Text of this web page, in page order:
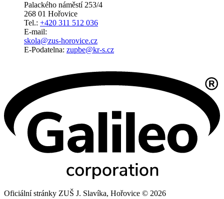
Palackého náměstí 253/4
268 01 Hořovice
Tel.: +420 311 512 036
E-mail:
skola@zus-horovice.cz
E-Podatelna: zupbe@kr-s.cz
Oficiální stránky ZUŠ J. Slavíka, Hořovice © 2026